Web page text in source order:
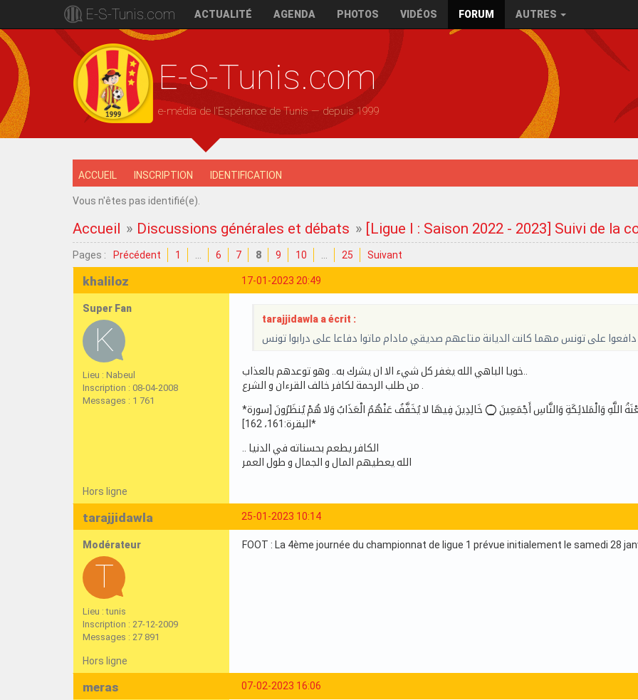
E-S-Tunis.com ACTUALITÉ AGENDA PHOTOS VIDÉOS FORUM AUTRES
E-S-Tunis.com
e-média de l'Espérance de Tunis — depuis 1999
ACCUEIL INSCRIPTION IDENTIFICATION
Vous n'êtes pas identifié(e).
Accueil » Discussions générales et débats » [Ligue I : Saison 2022 - 2023] Suivi de la
Pages : Précédent 1 6 7 8 9 10 25 Suivant
17-01-2023 20:49
khaliloz
Super Fan
Lieu : Nabeul
Inscription : 08-04-2008
Messages : 1 761
tarajjidawla a écrit :
دافعوا على تونس مهما كانت الديانة متاعهم صديقي مادام ماتوا دفاعا على درابوا تونس
*إِنَّ الَّذِينَ كَفَرُوا وَمَاتُوا وَهُمْ كُفَّارٌ أُوْلَئِكَ عَلَيْهِمْ لَعْنَةُ اللَّهِ وَالْمَلائِكَةِ وَالنَّاسِ أَجْمَعِينَ ۝ خَالِدِينَ فِيهَا لا يُخَفَّفُ عَنْهُمُ الْعَذَابُ وَلا هُمْ يُنظَرُونَ [سورة
البقرة:161، 162]*
.. الكافر يطعم بحسناته في الدنيا
الله يعطيهم المال و الجمال و طول العمر
Hors ligne
25-01-2023 10:14
tarajjidawla
Modérateur
Lieu : tunis
Inscription : 27-12-2009
Messages : 27 891
FOOT : La 4ème journée du championnat de ligue 1 prévue initialement le samedi 28
Hors ligne
07-02-2023 16:06
meras